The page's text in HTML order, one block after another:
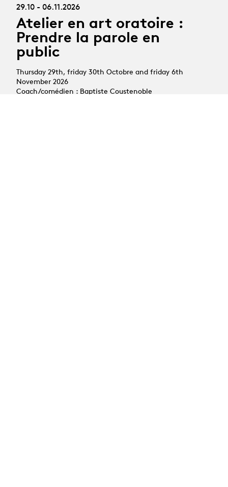
29.10 - 06.11.2026
Atelier en art oratoire :
Prendre la parole en
public
Thursday 29th, friday 30th Octobre and friday 6th
November 2026
Coach/comédien : Baptiste Coustenoble